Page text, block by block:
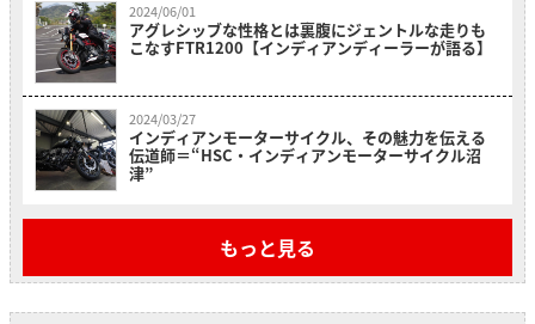
2024/06/01
アグレシッブな性格とは裏腹にジェントルな走りも
こなすFTR1200【インディアンディーラーが語る】
2024/03/27
インディアンモーターサイクル、その魅力を伝える
伝道師＝“HSC・インディアンモーターサイクル沼
津”
もっと見る